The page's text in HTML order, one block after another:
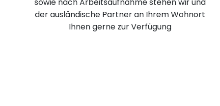
der ausländische Partner an Ihrem Wohnort
Ihnen gerne zur Verfügung